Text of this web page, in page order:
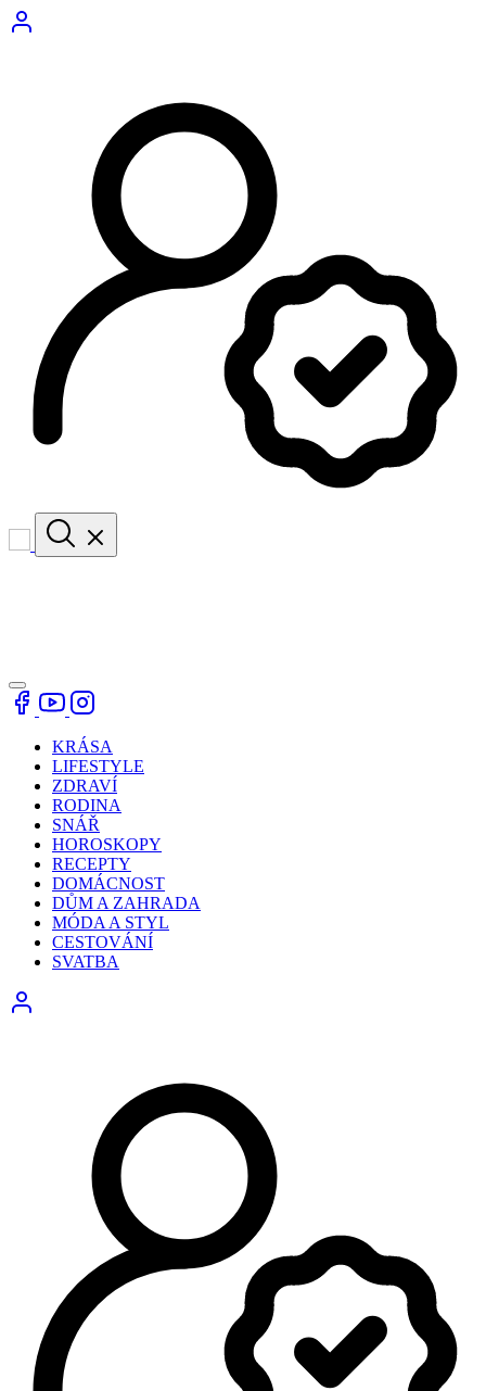
KRÁSA
LIFESTYLE
ZDRAVÍ
RODINA
SNÁŘ
HOROSKOPY
RECEPTY
DOMÁCNOST
DŮM A ZAHRADA
MÓDA A STYL
CESTOVÁNÍ
SVATBA